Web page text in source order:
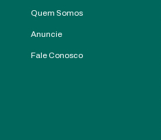
Quem Somos
Anuncie
Fale Conosco